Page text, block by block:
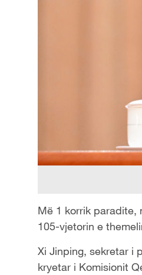
Më 1 korrik paradite,
105-vjetorin e
Xi Jinping, sekretar i
kryetar i Komisionit